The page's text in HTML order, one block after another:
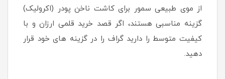
از موی طبیعی سمور برای کاشت ناخن پودر (اکرولیک)
گزینه مناسبی هستند، اگر قصد خرید قلمی ارزان و با
کیفیت متوسط را دارید گراف را در گزینه های خود قرار
دهید.